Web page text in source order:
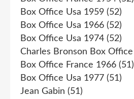
Box Office Usa 1959 (52)
Box Office Usa 1966 (52)
Box Office Usa 1974 (52)
Charles Bronson Box Office
Box Office France 1966 (51)
Box Office Usa 1977 (51)
Jean Gabin (51)